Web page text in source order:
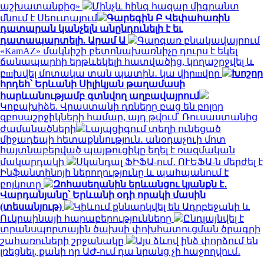
աշխատանքից»
Մինչև հինգ հազար միգրանտ
մնում է Սեուտայում
Գարեգին Բ Վեփահառին
դատարան կանչելն անընդունելի է եւ
դատապարտելի. Արամ Ա
Գարգառ բնակավայրում
«KamAZ» մակնիշի բետոնախառնիչը դուրս է եկել
ճանապարհի երթևեկելի հատվածից, կողաշրջվել և
բшխվել մոտակա տան պատին․ կա վիրшվոր
Խոշոր
հրդեհ՝ Երևանի Սիլիկյան թաղամասի
հարևանությամբ գտնվող աղբավայրում
Կոբախիձե. Վրաստանի դռները բաց են բոլոր
զբոսաշրջիկների համար, այդ թվում՝ Ռուսաստանից
ժամանածների
Լայպցիգում տեղի ունեցած
միջադեպի հետաքննություն․ անօդաչուի մոտ
հայտնաբերված պայթուցիկը եղել է ռազմական
մակարդակի
Սկանդալ ՖԻՖԱ-ում․ ՈՒԵՖԱ-ն մերժել է
Ինֆանտինոյի ներողությունը և պահպանում է
բոյկոտը
Զոհասեղանին երևանցու կյանքն է․
Վարդանյանը՝ Երևանի օդի որակի մասին
(տեսանյութ)
Կիևում քննարկվել են Ադրբեջանի և
Ուկրաինայի հարաբերությունները
Ընդլայնվել է
տրանսպորտային ծախսի փոխհատուցման ծրագրի
շահառուների շրջանակը
Այս ձևով ինձ փորձում են
լռեցնել, քանի որ ԱԺ-ում դա նրանց չի հաջողվում․